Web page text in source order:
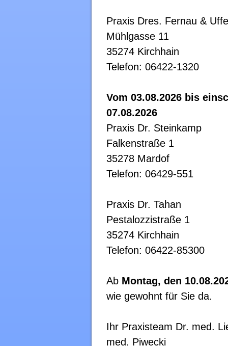
Praxis Dres. Fernau &
Mühlgasse 11
35274 Kirchhain
Telefon: 06422-1320
Vom 03.08.2026 bis
07.08.2026
Praxis Dr. Steinkamp
Falkenstraße 1
35278 Mardof
Telefon: 06429-551
Praxis Dr. Tahan
Pestalozzistraße 1
35274 Kirchhain
Telefon: 06422-85300
Ab Montag, den
wie gewohnt für Sie da.
Ihr Praxisteam Dr. med.
med. Piwecki